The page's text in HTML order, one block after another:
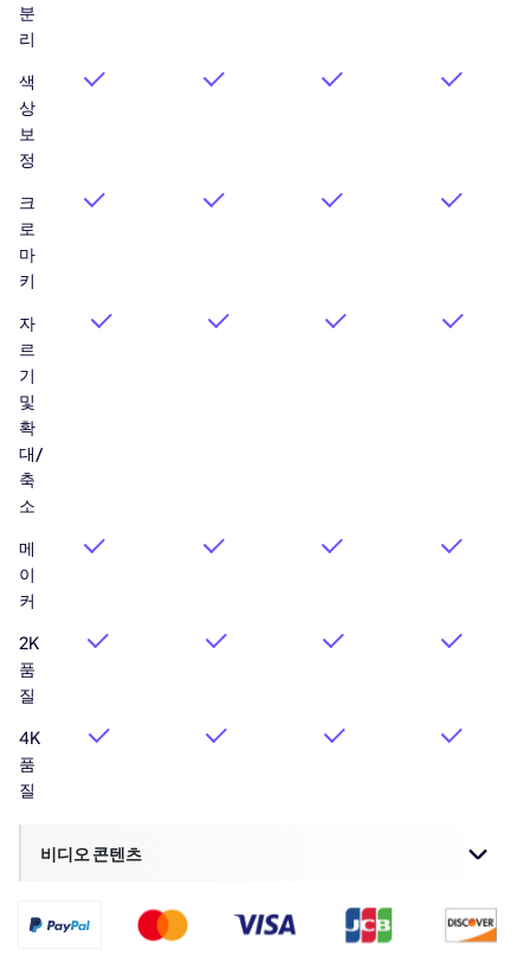
분
리
색
상
보
정
크
로
마
키
자
르
기
및
확
대/
축
소
메
이
커
2K
품
질
4K
품
질
비디오 콘텐츠